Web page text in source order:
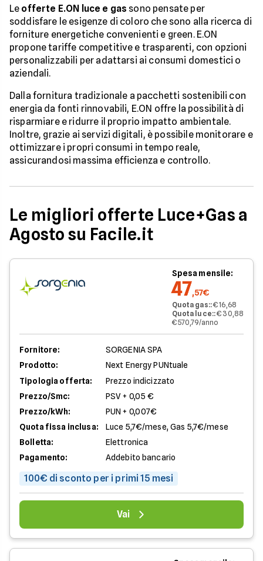
Le offerte E.ON luce e gas sono pensate per
soddisfare le esigenze di coloro che sono alla ricerca di
forniture energetiche convenienti e green. E.ON
propone tariffe competitive e trasparenti, con opzioni
personalizzabili per adattarsi ai consumi domestici o
aziendali.
Dalla fornitura tradizionale a pacchetti sostenibili con
energia da fonti rinnovabili, E.ON offre la possibilità di
risparmiare e ridurre il proprio impatto ambientale.
Inoltre, grazie ai servizi digitali, è possibile monitorare e
ottimizzare i propri consumi in tempo reale,
assicurandosi massima efficienza e controllo.
Le migliori offerte Luce+Gas a
Agosto su Facile.it
Spesa mensile:
47,57€
Quota gas::€ 16,68
Quota luce::€ 30,88
€ 570,79/anno
Fornitore:
SORGENIA SPA
Prodotto:
Next Energy PUNtuale
Tipologia offerta:
Prezzo indicizzato
Prezzo/Smc:
PSV + 0,05 €
Prezzo/kWh:
PUN + 0,007€
Quota fissa inclusa:
Luce 5,7€/mese, Gas 5,7€/mese
Bolletta:
Elettronica
Pagamento:
Addebito bancario
100€ di sconto per i primi 15 mesi
Vai